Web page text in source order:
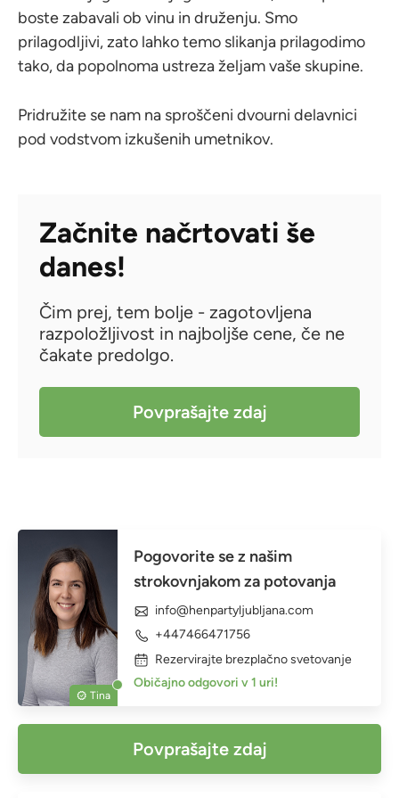
boste zabavali ob vinu in druženju. Smo
prilagodljivi, zato lahko temo slikanja prilagodimo
tako, da popolnoma ustreza željam vaše skupine.
Pridružite se nam na sproščeni dvourni delavnici
pod vodstvom izkušenih umetnikov.
Začnite načrtovati še
danes!
Čim prej, tem bolje - zagotovljena
razpoložljivost in najboljše cene, če ne
čakate predolgo.
Povprašajte zdaj
Tina
Pogovorite se z našim
strokovnjakom za potovanja
info@henpartyljubljana.com
+447466471756
Rezervirajte brezplačno svetovanje
Običajno odgovori v 1 uri!
Povprašajte zdaj